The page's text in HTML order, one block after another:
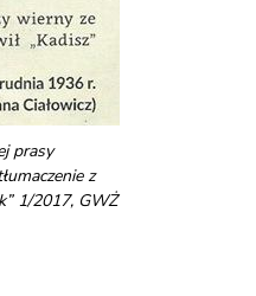
prasy
z
1/2017, GWŻ